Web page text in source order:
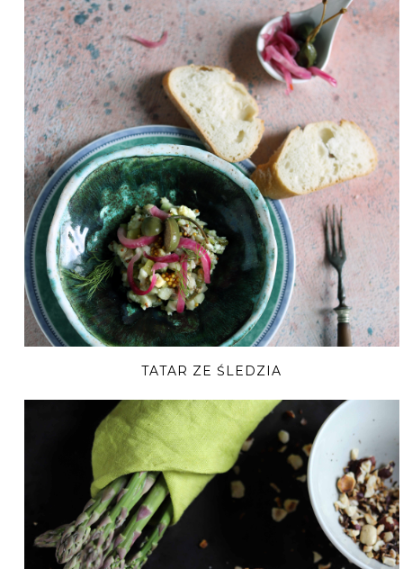
TATAR ZE ŚLEDZIA